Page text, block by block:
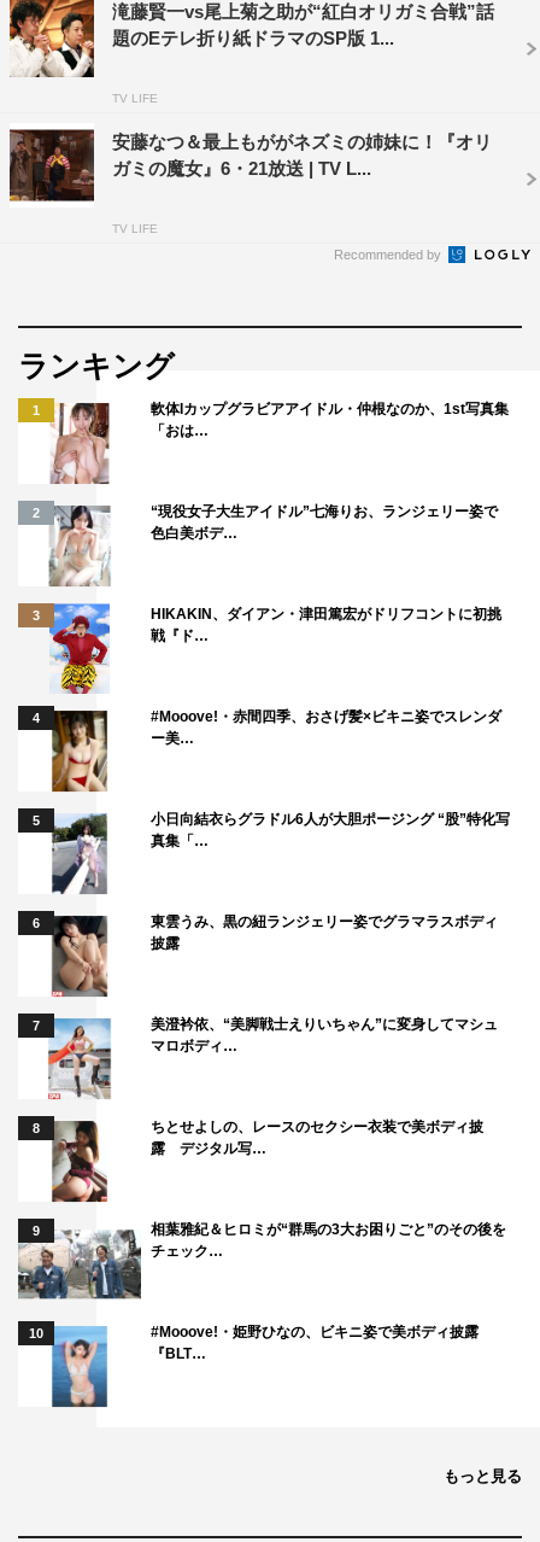
滝藤賢一vs尾上菊之助が“紅白オリガミ合戦”話
題のEテレ折り紙ドラマのSP版 1...
TV LIFE
安藤なつ＆最上もががネズミの姉妹に！『オリ
ガミの魔女』6・21放送 | TV L...
TV LIFE
Recommended by
ランキング
1
軟体Iカップグラビアアイドル・仲根なのか、1st写真集
「おは…
2
“現役女子大生アイドル”七海りお、ランジェリー姿で
色白美ボデ…
3
HIKAKIN、ダイアン・津田篤宏がドリフコントに初挑
戦『ド…
4
#Mooove!・赤間四季、おさげ髪×ビキニ姿でスレンダ
ー美…
5
小日向結衣らグラドル6人が大胆ポージング “股”特化写
真集「…
6
東雲うみ、黒の紐ランジェリー姿でグラマラスボディ
披露
7
美澄衿依、“美脚戦士えりいちゃん”に変身してマシュ
マロボディ…
8
ちとせよしの、レースのセクシー衣装で美ボディ披
露 デジタル写…
9
相葉雅紀＆ヒロミが“群馬の3大お困りごと”のその後を
チェック…
10
#Mooove!・姫野ひなの、ビキニ姿で美ボディ披露
『BLT…
もっと見る